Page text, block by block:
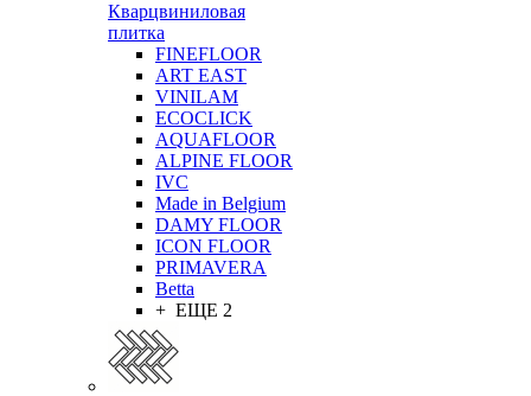
Кварцвиниловая
плитка
FINEFLOOR
ART EAST
VINILAM
ECOCLICK
AQUAFLOOR
ALPINE FLOOR
IVC
Made in Belgium
DAMY FLOOR
ICON FLOOR
PRIMAVERA
Betta
+ ЕЩЕ 2